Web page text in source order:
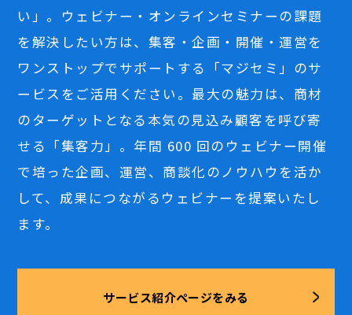
い」。ウェビナー・オンラインセミナーの課題
を解決したい方は、集客・企画・開催・運営を
ワンストップでサポートする「マジセミ」のサ
ービスをご活用ください。最大の魅力は、商材
のターゲットとなる本気の見込み顧客を呼び寄
せる「集客力」。年間 600 回のウェビナー開催
で培った企画、運営、商談化のノウハウを活か
して、成果につながるウェビナーを提案いたし
ます。
サービス紹介ページをみる